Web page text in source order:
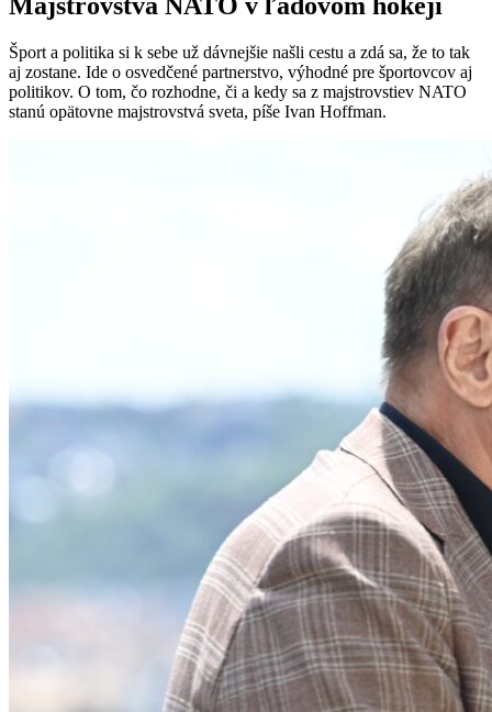
Majstrovstvá NATO v ľadovom hokeji
Šport a politika si k sebe už dávnejšie našli cestu a zdá sa, že to tak
aj zostane. Ide o osvedčené partnerstvo, výhodné pre športovcov aj
politikov. O tom, čo rozhodne, či a kedy sa z majstrovstiev NATO
stanú opätovne majstrovstvá sveta, píše Ivan Hoffman.